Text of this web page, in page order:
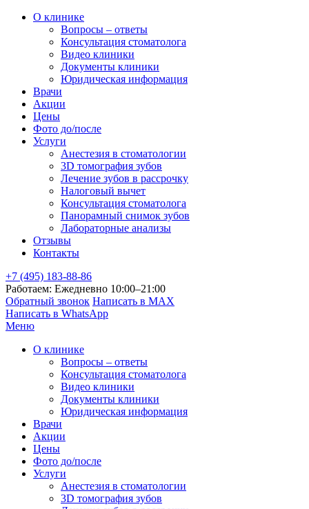
О клинике
Вопросы – ответы
Консультация стоматолога
Видео клиники
Документы клиники
Юридическая информация
Врачи
Акции
Цены
Фото до/после
Услуги
Анестезия в стоматологии
3D томография зубов
Лечение зубов в рассрочку
Налоговый вычет
Консультация стоматолога
Панорамный снимок зубов
Лабораторные анализы
Отзывы
Контакты
+7 (495) 183-88-86
Работаем: Ежедневно 10:00–21:00
Обратный звонок Написать в MAX
Написать в WhatsApp
Меню
О клинике
Вопросы – ответы
Консультация стоматолога
Видео клиники
Документы клиники
Юридическая информация
Врачи
Акции
Цены
Фото до/после
Услуги
Анестезия в стоматологии
3D томография зубов